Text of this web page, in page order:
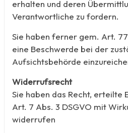
erhalten und deren
Verantwortliche zu fordern.
Sie haben ferner gem. Art. 77
eine Beschwerde bei der
Aufsichtsbehörde
Widerrufsrecht
Sie haben das Recht, erteilte
Art. 7 Abs. 3 DSGVO mit
widerrufen